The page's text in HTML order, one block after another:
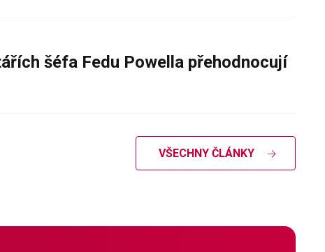
šéfa Fedu Powella přehodnocují
VŠECHNY ČLÁNKY